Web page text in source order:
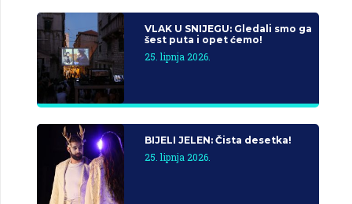
VLAK U SNIJEGU: Gledali smo ga
šest puta i opet ćemo!
25. lipnja 2026.
BIJELI JELEN: Čista desetka!
25. lipnja 2026.